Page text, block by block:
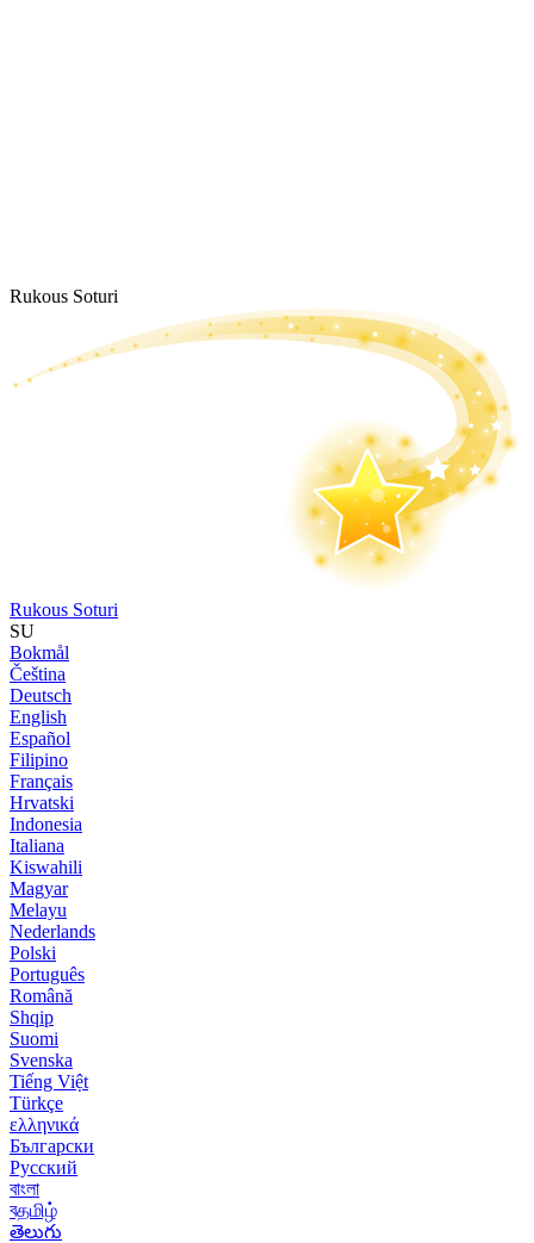
Rukous Soturi
Rukous Soturi
SU
Bokmål
Čeština
Deutsch
English
Español
Filipino
Français
Hrvatski
Indonesia
Italiana
Kiswahili
Magyar
Melayu
Nederlands
Polski
Português
Română
Shqip
Suomi
Svenska
Tiếng Việt
Türkçe
ελληνικά
Български
Русский
বাংলা
বதமிழ்
తెలుగు